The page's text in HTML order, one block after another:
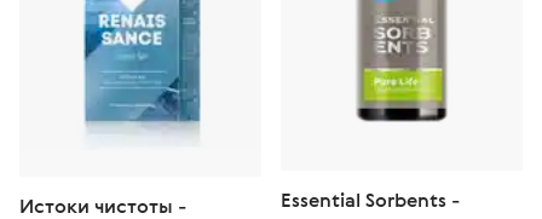
Истоки чистоты -
Essential Sorbents -